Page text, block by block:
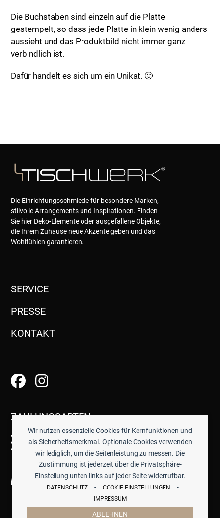
Wir nutzen essenzielle Cookies für Kernfunktionen und
als Sicherheitsmerkmal. Optionale Cookies verwenden
wir lediglich, um die Seitenleistung zu messen. Die
Zustimmung ist jederzeit über die Privatsphäre-
Einstellung unten links auf jeder Seite widerrufbar.
DATENSCHUTZ - COOKIE-EINSTELLUNGEN -
IMPRESSUM
ABLEHNEN
Die Buchstaben sind einzeln auf die Platte
gestempelt, so dass jede Platte in klein wenig anders
aussieht und das Produktbild nicht immer ganz
verbindlich ist.
Dafür handelt es sich um ein Unikat. 🙂
Die Einrichtungsschmiede für besondere Marken,
stilvolle Arrangements und Inspirationen. Finden
Sie hier Deko-Elemente oder ausgefallene Objekte,
die Ihrem Zuhause neue Akzente geben und das
Wohlfühlen garantieren.
SERVICE
PRESSE
KONTAKT
ZAHLUNGSARTEN